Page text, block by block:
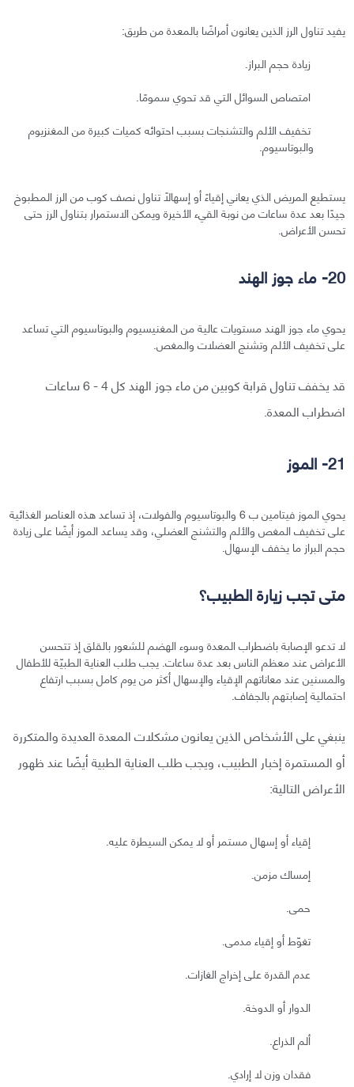
يفيد تناول الرز الذين يعانون أمراضًا بالمعدة من طريق:
زيادة حجم البراز.
امتصاص السوائل التي قد تحوي سمومًا.
تخفيف الألم والتشنجات بسبب احتوائه كميات كبيرة من المغنزيوم
والبوتاسيوم.
يستطيع المريض الذي يعاني إقياءً أو إسهالًا تناول نصف كوب من الرز المطبوخ
جيدًا بعد عدة ساعات من نوبة القيء الأخيرة ويمكن الاستمرار بتناول الرز حتى
تحسن الأعراض.
20- ماء جوز الهند
يحوي ماء جوز الهند مستويات عالية من المغنيسيوم والبوتاسيوم التي تساعد
على تخفيف الألم وتشنج العضلات والمغص.
قد يخفف تناول قرابة كوبين من ماء جوز الهند كل 4 - 6 ساعات
اضطراب المعدة.
21- الموز
يحوي الموز فيتامين ب 6 والبوتاسيوم والفولات، إذ تساعد هذه العناصر الغذائية
على تخفيف المغص والألم والتشنج العضلي، وقد يساعد الموز أيضًا على زيادة
حجم البراز ما يخفف الإسهال.
متى تجب زيارة الطبيب؟
لا تدعو الإصابة باضطراب المعدة وسوء الهضم للشعور بالقلق إذ تتحسن
الأعراض عند معظم الناس بعد عدة ساعات. يجب طلب العناية الطبيّة للأطفال
والمسنين عند معاناتهم الإقياء والإسهال أكثر من يوم كامل بسبب ارتفاع
احتمالية إصابتهم بالجفاف.
ينبغي على الأشخاص الذين يعانون مشكلات المعدة العديدة والمتكررة
أو المستمرة إخبار الطبيب، ويجب طلب العناية الطبية أيضًا عند ظهور
الأعراض التالية:
إقياء أو إسهال مستمر أو لا يمكن السيطرة عليه.
إمساك مزمن.
حمى.
تغوّط أو إقياء مدمى.
عدم القدرة على إخراج الغازات.
الدوار أو الدوخة.
ألم الذراع.
فقدان وزن لا إرادي.